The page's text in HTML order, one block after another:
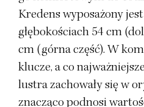
Kredens wyposażony
głębokościach 54 cm
cm (górna część). W
klucze, a co
lustra zachowały się w
znacząco podnosi